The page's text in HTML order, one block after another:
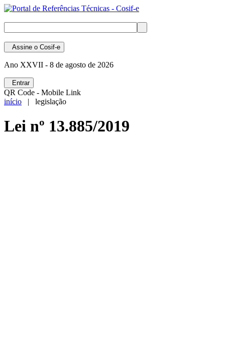
Assine o Cosif-e
Ano XXVII - 8 de agosto de 2026
Entrar
QR Code - Mobile Link
início | legislação
Lei nº 13.885/2019